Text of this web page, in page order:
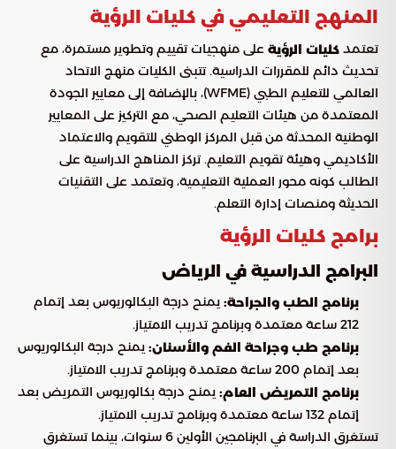
المنهج التعليمي في كليات الرؤية
تعتمد كليات الرؤية على منهجيات تقييم وتطوير مستمرة، مع
تحديث دائم للمقررات الدراسية. تتبنى الكليات منهج الاتحاد
العالمي للتعليم الطبي (WFME)، بالإضافة إلى معايير الجودة
المعتمدة من هيئات التعليم الصحي، مع التركيز على المعايير
الوطنية المحدثة من قبل المركز الوطني للتقويم والاعتماد
الأكاديمي وهيئة تقويم التعليم. تركز المناهج الدراسية على
الطالب كونه محور العملية التعليمية، وتعتمد على التقنيات
الحديثة ومنصات إدارة التعلم.
برامج كليات الرؤية
البرامج الدراسية في الرياض
برنامج الطب والجراحة: يمنح درجة البكالوريوس بعد إتمام
212 ساعة معتمدة وبرنامج تدريب الامتياز.
برنامج طب وجراحة الفم والأسنان: يمنح درجة البكالوريوس
بعد إتمام 200 ساعة معتمدة وبرنامج تدريب الامتياز.
برنامج التمريض العام: يمنح درجة بكالوريوس التمريض بعد
إتمام 132 ساعة معتمدة وبرنامج تدريب الامتياز.
تستغرق الدراسة في البرنامجين الأولين 6 سنوات، بينما تستغرق